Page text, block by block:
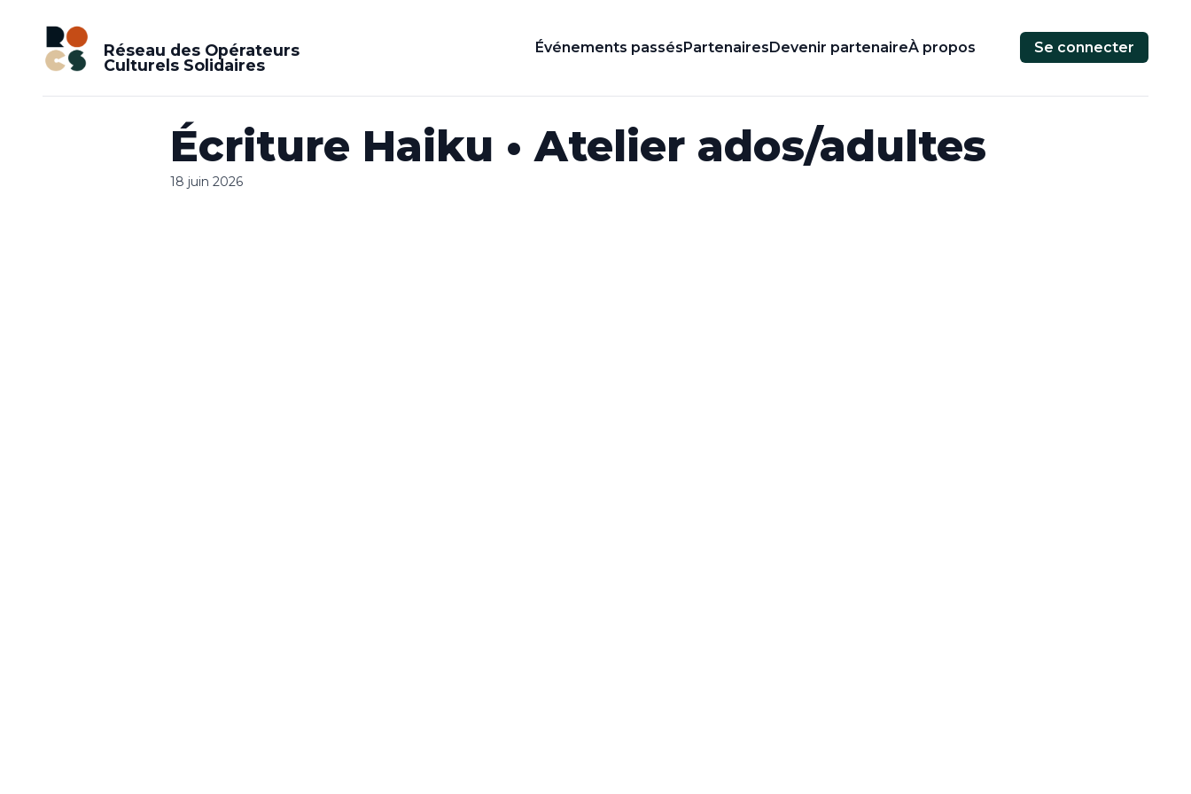
Réseau des Opérateurs
Culturels Solidaires
Événements passésPartenairesDevenir partenaireÀ propos Se connecter
Écriture Haiku • Atelier ados/adultes
18 juin 2026